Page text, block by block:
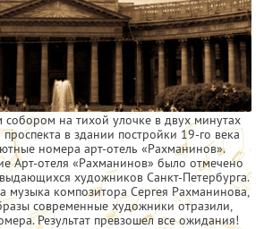
собором на тихой улочке в двух минутах
в здании постройки 19-го века
номера арт-отель «Рахманинов».
Арт-отеля «Рахманинов» было отмечено
художников Санкт-Петербурга.
музыка композитора Сергея Рахманинова,
современные художники отразили,
Результат превзошел все ожидания!